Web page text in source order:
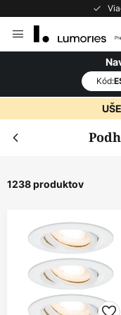
to
Kód:
1238 produktov
Kód: